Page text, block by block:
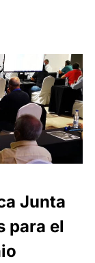
Junta
para el